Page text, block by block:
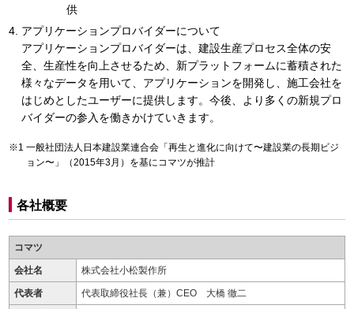
供
アプリケーションプロバイダーについて
アプリケーションプロバイダーは、建設生産プロセス全体の安
全、生産性を向上させるため、新プラットフォームに蓄積された
様々なデータを用いて、アプリケーションを開発し、施工会社を
はじめとしたユーザーに提供します。今後、より多くの新規プロ
バイダーの参入を働きかけていきます。
一般社団法人日本建設業連合会「再生と進化に向けて〜建設業の長期ビジ
ョン〜」（2015年3月）を基にコマツが推計
各社概要
コマツ
会社名 株式会社小松製作所
代表者 代表取締役社長（兼）CEO 大橋 徹二